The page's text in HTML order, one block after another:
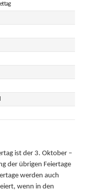
ist der 3. Oktober –
der übrigen Feiertage
werden auch
wenn in den